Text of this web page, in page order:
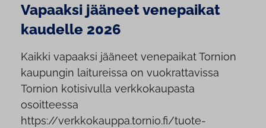
Vapaaksi jääneet venepaikat
kaudelle 2026
Kaikki vapaaksi jääneet venepaikat Tornion
kaupungin laitureissa on vuokrattavissa
Tornion kotisivulla verkkokaupasta
osoitteessa
https://verkkokauppa.tornio.fi/tuote-